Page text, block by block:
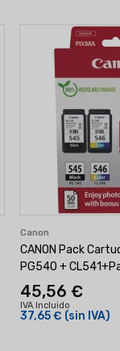
Canon
CANON Pack
PG540 +
45,56 €
IVA Incluido
37,65 € (sin IVA)